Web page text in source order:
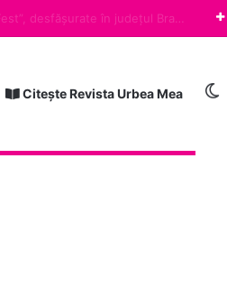
Citește Revista Urbea Mea